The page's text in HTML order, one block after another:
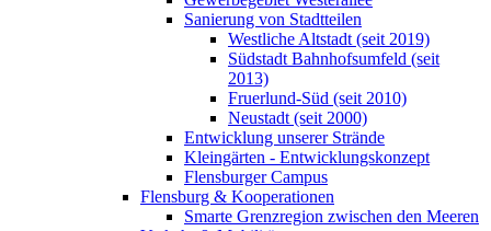
Sanierung von Stadtteilen
Westliche Altstadt (seit 2019)
Südstadt Bahnhofsumfeld (seit
2013)
Fruerlund-Süd (seit 2010)
Neustadt (seit 2000)
Entwicklung unserer Strände
Kleingärten - Entwicklungskonzept
Flensburger Campus
Flensburg & Kooperationen
Smarte Grenzregion zwischen den Meeren